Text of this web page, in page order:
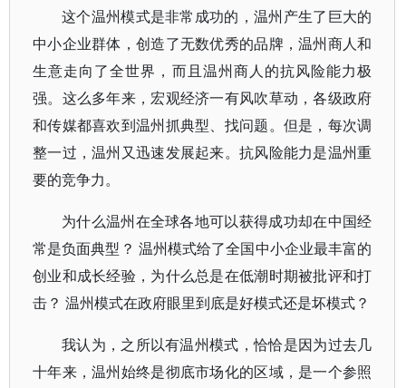
这个温州模式是非常成功的，温州产生了巨大的
中小企业群体，创造了无数优秀的品牌，温州商人和
生意走向了全世界，而且温州商人的抗风险能力极
强。这么多年来，宏观经济一有风吹草动，各级政府
和传媒都喜欢到温州抓典型、找问题。但是，每次调
整一过，温州又迅速发展起来。抗风险能力是温州重
要的竞争力。
为什么温州在全球各地可以获得成功却在中国经
常是负面典型？ 温州模式给了全国中小企业最丰富的
创业和成长经验，为什么总是在低潮时期被批评和打
击？ 温州模式在政府眼里到底是好模式还是坏模式？
我认为，之所以有温州模式，恰恰是因为过去几
十年来，温州始终是彻底市场化的区域，是一个参照